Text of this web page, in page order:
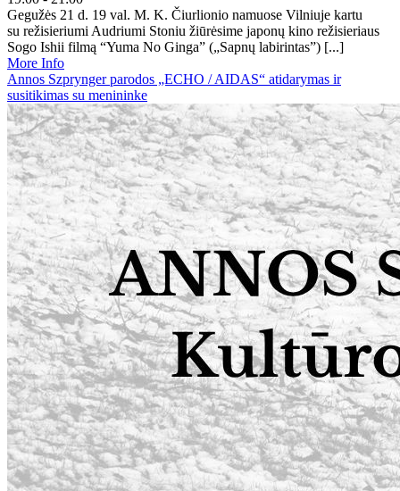
Gegužės 21 d. 19 val. M. K. Čiurlionio namuose Vilniuje kartu
su režisieriumi Audriumi Stoniu žiūrėsime japonų kino režisieriaus
Sogo Ishii filmą “Yuma No Ginga” („Sapnų labirintas”) [...]
More Info
Annos Szprynger parodos „ECHO / AIDAS“ atidarymas ir
susitikimas su menininke